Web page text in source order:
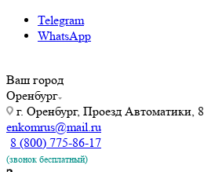
Telegram
WhatsApp
Ваш город
Оренбург
г. Оренбург, Проезд Автоматики, 8
enkomrus@mail.ru
8 (800) 775-86-17
(звонок бесплатный)